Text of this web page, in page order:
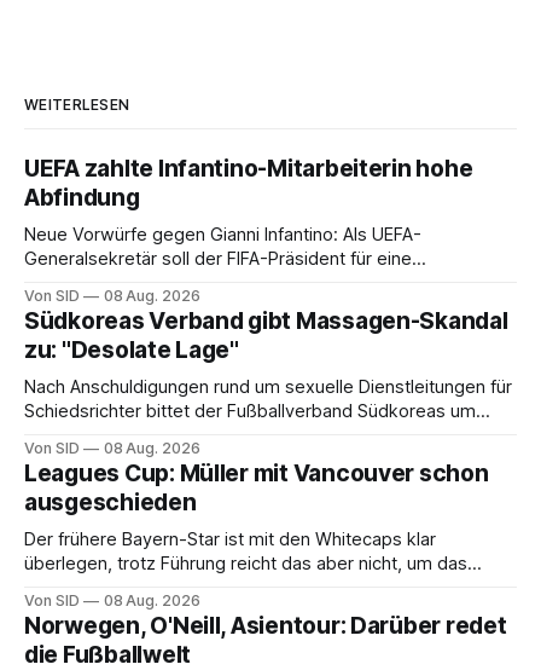
WEITERLESEN
UEFA zahlte Infantino-Mitarbeiterin hohe
Abfindung
Neue Vorwürfe gegen Gianni Infantino: Als UEFA-
Generalsekretär soll der FIFA-Präsident für eine
Von SID 08 Aug. 2026
Südkoreas Verband gibt Massagen-Skandal
zu: "Desolate Lage"
Nach Anschuldigungen rund um sexuelle Dienstleitungen für
Schiedsrichter bittet der Fußballverband Südkoreas um
Von SID 08 Aug. 2026
Leagues Cup: Müller mit Vancouver schon
ausgeschieden
Der frühere Bayern-Star ist mit den Whitecaps klar
überlegen, trotz Führung reicht das aber nicht, um das
Von SID 08 Aug. 2026
Norwegen, O'Neill, Asientour: Darüber redet
die Fußballwelt